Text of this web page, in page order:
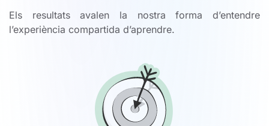
Els resultats avalen la nostra forma d’entendre
l’experiència compartida d’aprendre.